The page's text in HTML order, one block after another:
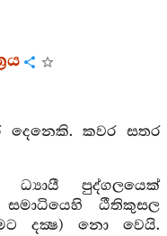
දෙනෙකි. කවර සතර
පුද්ගලයෙක්
ඨීතිකුසල
දක්‍ෂ) නො වෙයි.